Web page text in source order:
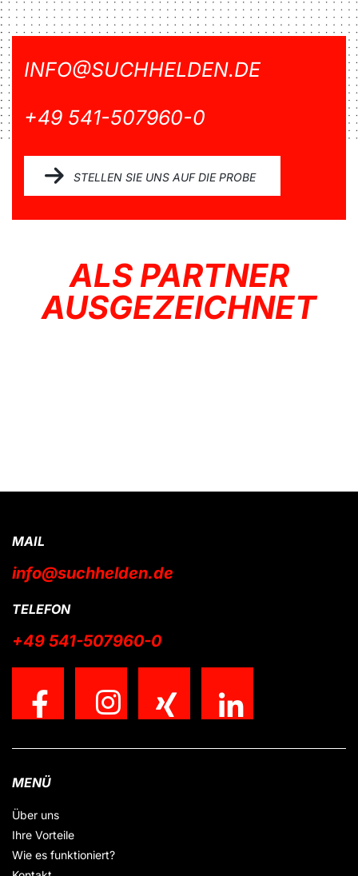
INFO@SUCHHELDEN.DE
+49 541-507960-0
STELLEN SIE UNS AUF DIE PROBE
ALS PARTNER
AUSGEZEICHNET
MAIL
info@suchhelden.de
TELEFON
+49 541-507960-0
MENÜ
Über uns
Ihre Vorteile
Wie es funktioniert?